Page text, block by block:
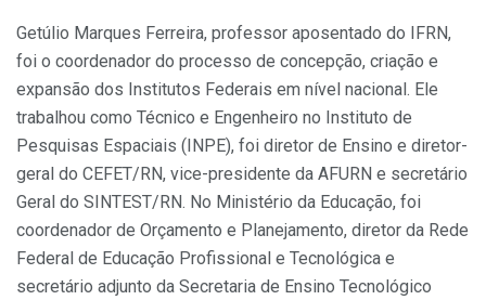
Getúlio Marques Ferreira, professor aposentado do IFRN,
foi o coordenador do processo de concepção, criação e
expansão dos Institutos Federais em nível nacional. Ele
trabalhou como Técnico e Engenheiro no Instituto de
Pesquisas Espaciais (INPE), foi diretor de Ensino e diretor-
geral do CEFET/RN, vice-presidente da AFURN e secretário
Geral do SINTEST/RN. No Ministério da Educação, foi
coordenador de Orçamento e Planejamento, diretor da Rede
Federal de Educação Profissional e Tecnológica e
secretário adjunto da Secretaria de Ensino Tecnológico